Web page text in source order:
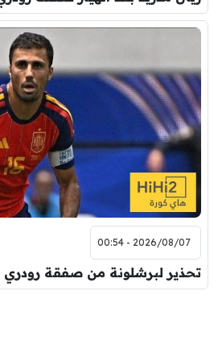
2026/08/07 - 00:54
تحذير لبرشلونة من صفقة رودري